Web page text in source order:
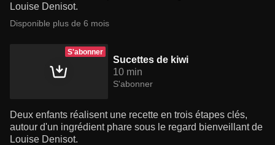
Louise Denisot.
Disponible plus de 6 mois
S'abonner
Sucettes de kiwi
10 min
S'abonner
Deux enfants réalisent une recette en trois étapes clés,
autour d'un ingrédient phare sous le regard bienveillant de
Louise Denisot.